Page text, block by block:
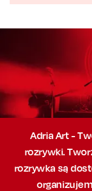
Adria Art -
rozrywki.
rozrywka są